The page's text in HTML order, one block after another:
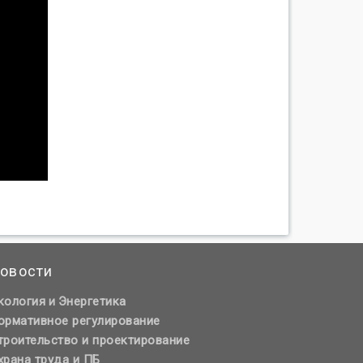
и Энергетика
регулирование
и проектирование
труда и ПБ